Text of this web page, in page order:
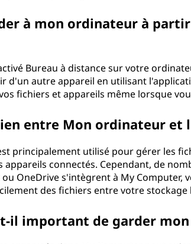
à mon ordinateur à
Bureau à distance sur votre
d'un autre appareil en utilisant
fichiers et appareils même lorsque
entre Mon ordinateur et
principalement utilisé pour gérer les
connectés. Cependant, de
OneDrive s'intègrent à My Computer,
des fichiers entre votre stockage
il important de garder